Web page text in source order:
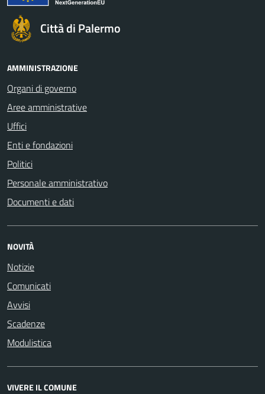
Città di Palermo
AMMINISTRAZIONE
Organi di governo
Aree amministrative
Uffici
Enti e fondazioni
Politici
Personale amministrativo
Documenti e dati
NOVITÀ
Notizie
Comunicati
Avvisi
Scadenze
Modulistica
VIVERE IL COMUNE